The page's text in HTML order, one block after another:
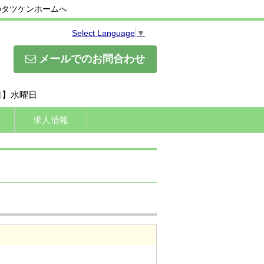
ツケンホームへ
Select Language ▼
メールでのお問合わせ
水曜日
求人情報